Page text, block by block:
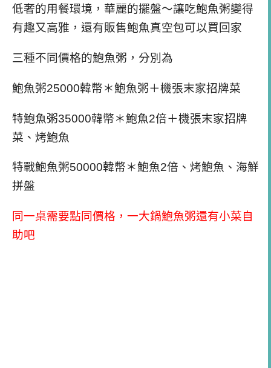
低奢的用餐環境，華麗的擺盤～讓吃鮑魚粥變得
有趣又高雅，還有販售鮑魚真空包可以買回家
三種不同價格的鮑魚粥，分別為
鮑魚粥25000韓幣＊鮑魚粥＋機張末家招牌菜
特鮑魚粥35000韓幣＊鮑魚2倍＋機張末家招牌
菜、烤鮑魚
特戰鮑魚粥50000韓幣＊鮑魚2倍、烤鮑魚、海鮮
拼盤
同一桌需要點同價格，一大鍋鮑魚粥還有小菜自
助吧